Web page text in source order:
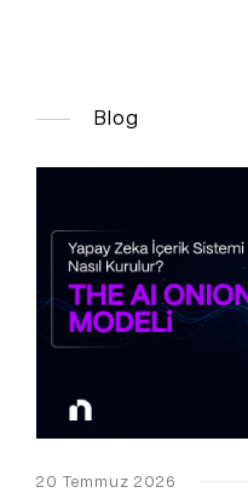
Blog
20 Temmuz 2026